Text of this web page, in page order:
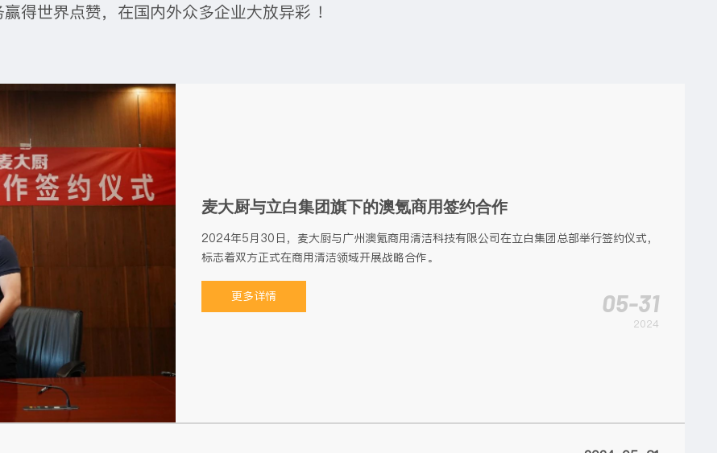
得世界点赞，在国内外众多企业大放异彩 ！
麦大厨与立白集团旗下的澳氪商用签约合作
2024年5月30日，麦大厨与广州澳氪商用清洁科技有限公司在立白集团总部举行签约仪式，
标志着双方正式在商用清洁领域开展战略合作。
更多详情 05-31
2024